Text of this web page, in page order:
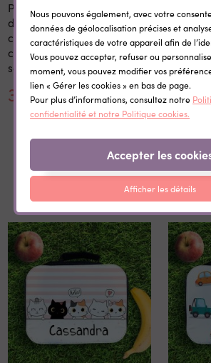
Panneau 1er et dernier jour
d'école personnalisé 20x28
cm en bois réutilisable avec
craie prénom rentrée
scolaire
30,00 € 0,35
Dans la même
Nous pouvons également, avec votre
données de géolocalisation précises et
caractéristiques de votre appareil afin de
Vous pouvez accepter, refuser ou
moment, vous pouvez modifier vos
lien « Gérer les cookies » en bas de page.
Pour plus d’informations, consultez notre
confidentialité et notre Politique cookies.
Accepter les
Afficher les détails